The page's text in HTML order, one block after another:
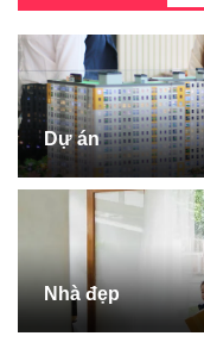
Dự án
Nhà đẹp